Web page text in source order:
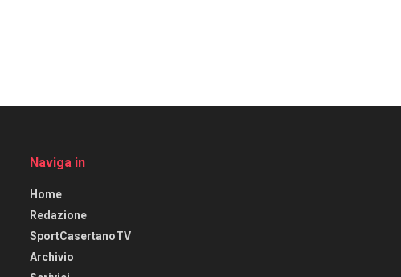
Naviga in
Home
Redazione
SportCasertanoTV
Archivio